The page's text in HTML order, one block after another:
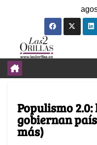
Populismo
gobiernan
más)